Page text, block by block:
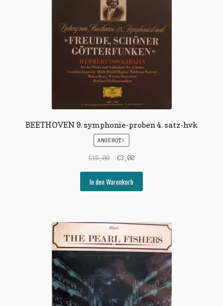
BEETHOVEN 9. symphonie-proben 4. satz-hvk
ANGEBOT!
€15,00
Ursprünglicher
war:
€15,00
€3,00Aktueller
€3,00.
In den Warenkorb